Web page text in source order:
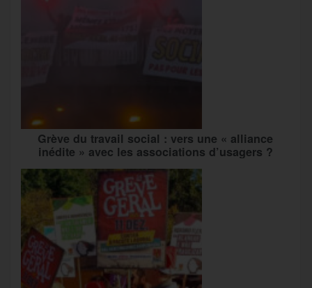
Grève du travail social : vers une « alliance
inédite » avec les associations d’usagers ?